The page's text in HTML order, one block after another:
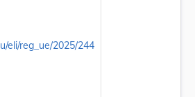
eli/reg_ue/2025/244